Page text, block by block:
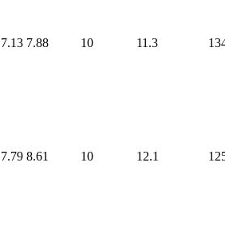
7.13 7.88 10 11.3
7.79 8.61 10 12.1